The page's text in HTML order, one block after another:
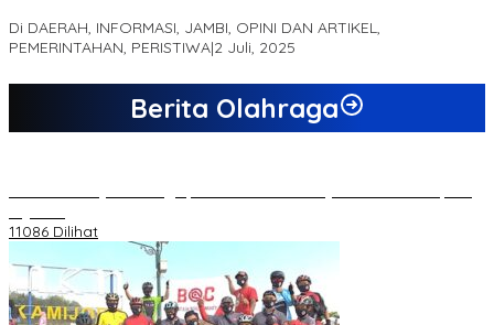
Di DAERAH, INFORMASI, JAMBI, OPINI DAN ARTIKEL,
PEMERINTAHAN, PERISTIWA|2 Juli, 2025
Berita Olahraga
11086 Dilihat